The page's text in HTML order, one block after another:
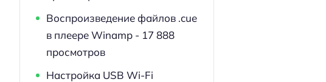
Воспроизведение файлов .cue
в плеере Winamp- 17 888
просмотров
Настройка USB Wi-Fi